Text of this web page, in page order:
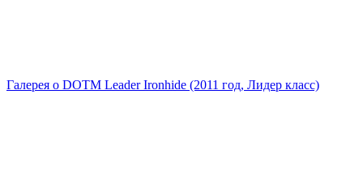
Галерея о DOTM Leader Ironhide (2011 год, Лидер класс)